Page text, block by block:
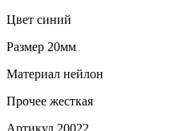
Цвет синий
Размер 20мм
Материал нейлон
Прочее жесткая
Артикул 20022